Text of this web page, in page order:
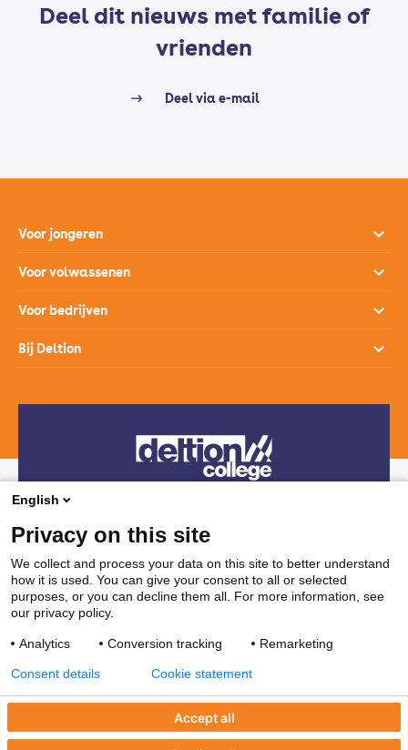
Deel dit nieuws met familie of
vrienden
Deel via e-mail
Voor jongeren
Opleidingen
Open dagen
Studiekeuzehulp
Hoe werkt het mbo
Voor decanen
Voor volwassenen
Opleidingen
Loopbaanontwikkeling
SprintLyceum
Voor bedrijven
Opleidingen
Branches
Subsidies voor bedrijven
Bedrijvenloket en accountmanagers
Bij Deltion
Route
Restaurants & Leerbedrijven
038 850 30 00
Mail contact
English
Privacy on this site
We collect and process your data on this site to better understand
how it is used. You can give your consent to all or selected
purposes, or you can decline them all. For more information, see
our privacy policy.
Analytics Conversion tracking Remarketing
Accept all
Consent details Cookie statement